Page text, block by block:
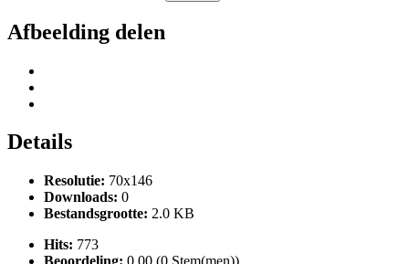
Afbeelding delen
Details
Resolutie: 70x146
Downloads: 0
Bestandsgrootte: 2.0 KB
Hits: 773